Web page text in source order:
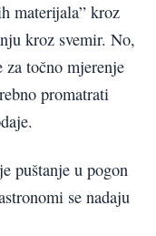
materijala” kroz
kroz svemir. No,
točno mjerenje
promatrati
puštanje u pogon
se nadaju